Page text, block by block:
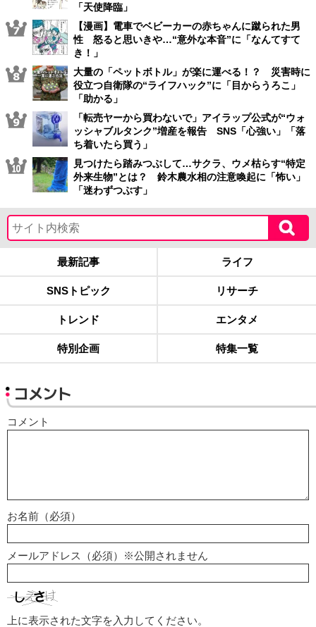
「天使降臨」
【漫画】電車でベビーカーの赤ちゃんに蹴られた男
性 怒ると思いきや…“意外な本音”に「なんてすて
き！」
大量の「ペットボトル」が楽に運べる！？ 災害時に
役立つ自衛隊の“ライフハック”に「目からうろこ」
「助かる」
「転売ヤーから買わないで」アイラップ公式が“ウォ
ッシャブルタンク”増産を報告 SNS「心強い」「落
ち着いたら買う」
見つけたら踏みつぶして…サクラ、ウメ枯らす“特定
外来生物”とは？ 鈴木農水相の注意喚起に「怖い」
「迷わずつぶす」
最新記事 ライフ
SNSトピック リサーチ
トレンド エンタメ
特別企画 特集一覧
コメント
コメント
お名前（必須）
メールアドレス（必須）※公開されません
上に表示された文字を入力してください。